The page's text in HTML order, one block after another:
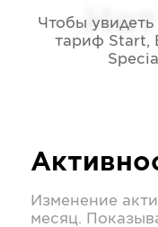
Чтобы
тариф Start,
Special
Изменение
месяц.